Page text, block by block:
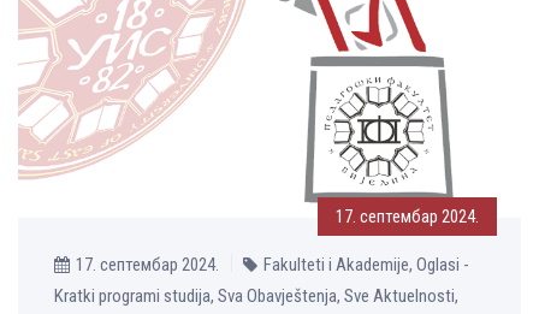
17. септембар 2024.
17. септембар 2024.
Fakulteti i Akademije, Oglasi -
Kratki programi studija, Sva Obavještenja, Sve Aktuelnosti,